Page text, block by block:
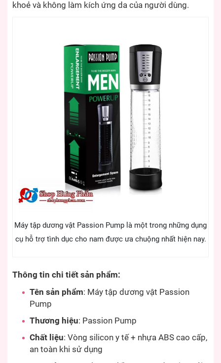
khoẻ và không làm kích ứng da của người dùng.
Máy tập dương vật Passion Pump là một trong những dụng
cụ hỗ trợ tình dục cho nam được ưa chuộng nhất hiện nay.
Thông tin chi tiết sản phẩm:
Tên sản phẩm: Máy tập dương vật Passion
Pump
Thương hiệu: Passion Pump
Chất liệu: Vòng silicon y tế + nhựa ABS cao cấp,
an toàn khi sử dụng